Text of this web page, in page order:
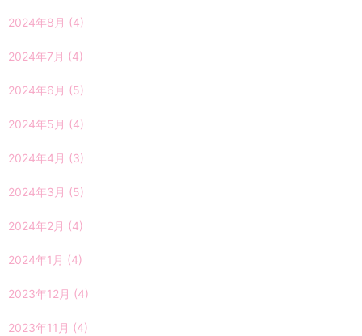
2024年8月 (4)
2024年7月 (4)
2024年6月 (5)
2024年5月 (4)
2024年4月 (3)
2024年3月 (5)
2024年2月 (4)
2024年1月 (4)
2023年12月 (4)
2023年11月 (4)